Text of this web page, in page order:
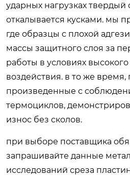
ударных нагрузках твердый
откалывается кусками. мы
где образцы с плохой
массы защитного слоя за
работы в условиях
воздействия. в то же время,
произведенные с
термоциклов,
износ без сколов.
при выборе поставщика
запрашивайте данные
исследований среза